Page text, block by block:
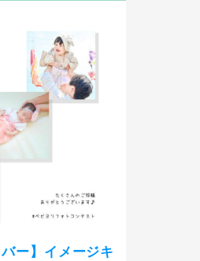
ー】イメージキ